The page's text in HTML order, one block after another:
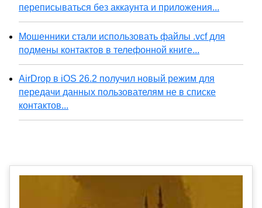
переписываться без аккаунта и приложения...
Мошенники стали использовать файлы .vcf для
подмены контактов в телефонной книге...
AirDrop в iOS 26.2 получил новый режим для
передачи данных пользователям не в списке
контактов...